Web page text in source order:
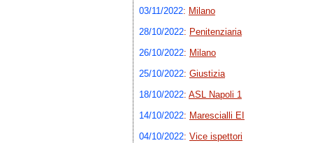
03/11/2022: Milano
28/10/2022: Penitenziaria
26/10/2022: Milano
25/10/2022: Giustizia
18/10/2022: ASL Napoli 1
14/10/2022: Marescialli EI
04/10/2022: Vice ispettori